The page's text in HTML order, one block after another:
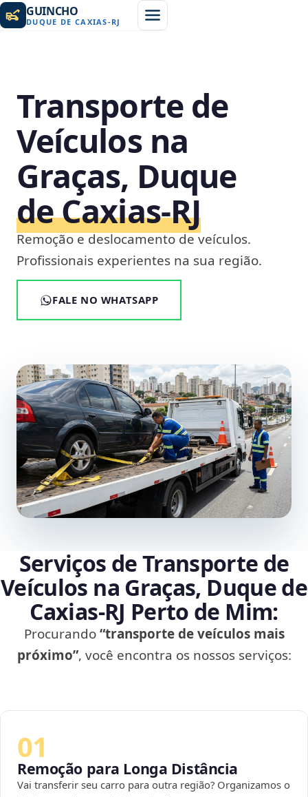
GUINCHO
DUQUE DE CAXIAS-RJ
Transporte de
Veículos na
Graças, Duque
de Caxias‑RJ
Remoção e deslocamento de veículos.
Profissionais experientes na sua região.
FALE NO WHATSAPP
Serviços de Transporte de
Veículos na Graças, Duque de
Caxias‑RJ Perto de Mim:
Procurando“transporte de veículos mais
próximo”, você encontra os nossos serviços:
01
Remoção para Longa Distância
Vai transferir seu carro para outra região? Organizamos o